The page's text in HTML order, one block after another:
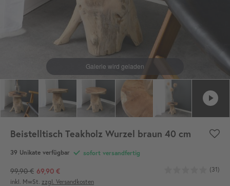
Beistelltisch Teakholz Wurzel braun 40 cm
39 Unikate verfügbar sofort versandfertig
99,90 € 69,90 €
(31)
inkl. MwSt. zzgl. Versandkosten